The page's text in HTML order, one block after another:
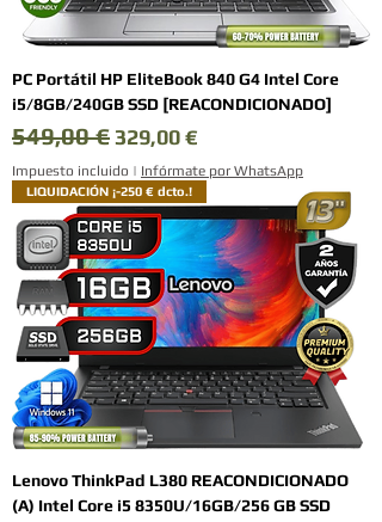
PC Portátil HP EliteBook 840 G4 Intel Core
i5/8GB/240GB SSD [REACONDICIONADO]
Precio
549,00 € Precio de oferta
329,00 €
Impuesto incluido | Infórmate por WhatsApp
LIQUIDACIÓN ¡-250 € dcto.!
Lenovo ThinkPad L380 REACONDICIONADO
(A) Intel Core i5 8350U/16GB/256 GB SSD